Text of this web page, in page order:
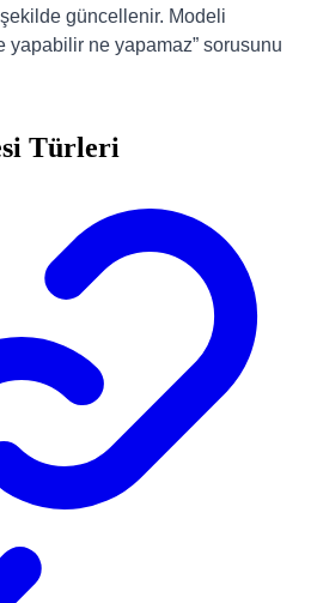
güncellenir. Modeli
yapabilir ne yapamaz” sorusunu
Türleri